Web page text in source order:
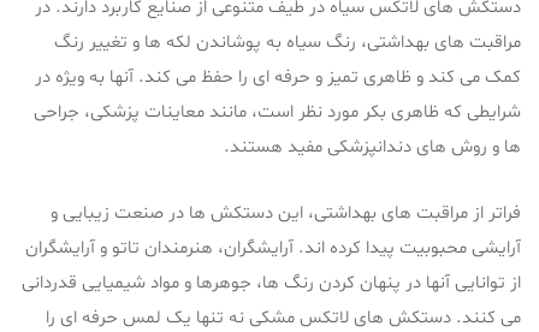
دستکش های لاتکس سیاه در طیف متنوعی از صنایع کاربرد دارند. در
مراقبت های بهداشتی، رنگ سیاه به پوشاندن لکه ها و تغییر رنگ
کمک می کند و ظاهری تمیز و حرفه ای را حفظ می کند. آنها به ویژه در
شرایطی که ظاهری بکر مورد نظر است، مانند معاینات پزشکی، جراحی
ها و روش های دندانپزشکی مفید هستند.
فراتر از مراقبت های بهداشتی، این دستکش ها در صنعت زیبایی و
آرایشی محبوبیت پیدا کرده اند. آرایشگران، هنرمندان تاتو و آرایشگران
از توانایی آنها در پنهان کردن رنگ ها، جوهرها و مواد شیمیایی قدردانی
می کنند. دستکش های لاتکس مشکی نه تنها یک لمس حرفه ای را